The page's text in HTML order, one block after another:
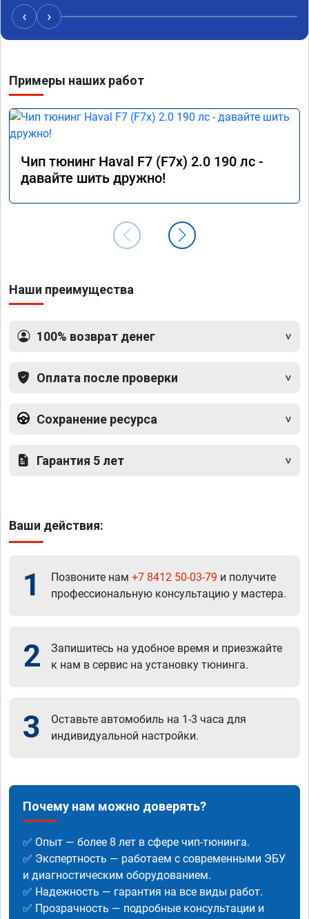
Номер
‹ ›
Примеры наших работ
Чип тюнинг Haval F7 (F7x) 2.0 190 лс -
давайте шить дружно!
Наши преимущества
100% возврат денег
Оплата после проверки
Сохранение ресурса
Гарантия 5 лет
Ваши действия:
1 Позвоните нам +7 8412 50-03-79 и получите
профессиональную консультацию у мастера.
2
Запишитесь на удобное время и приезжайте
к нам в сервис на установку тюнинга.
3
Оставьте автомобиль на 1-3 часа для
индивидуальной настройки.
Почему нам можно доверять?
✅ Опыт — более 8 лет в сфере чип-тюнинга.
✅ Экспертность — работаем с современными ЭБУ
и диагностическим оборудованием.
✅ Надежность — гарантия на все виды работ.
✅ Прозрачность — подробные консультации и